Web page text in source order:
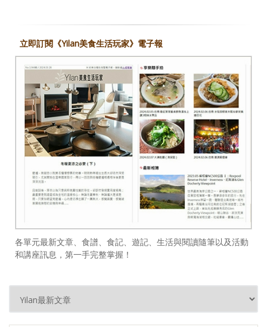
立即訂閱《Yilan美食生活玩家》電子報
各單元最新文章、食譜、食記、遊記、生活與閱讀隨筆以及活動
和講座訊息，第一手完整掌握！